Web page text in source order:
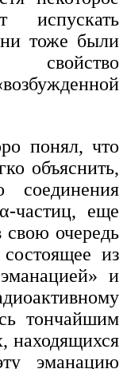
испускать
тоже были
свойство
понял, что
объяснить,
соединения
частиц, еще
свою очередь
из
и
тончайшим
находящихся
эманацию